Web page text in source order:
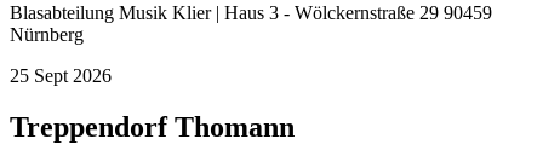
Blasabteilung Musik Klier | Haus 3 - Wölckernstraße 29 90459
Nürnberg
25 Sept 2026
Treppendorf Thomann